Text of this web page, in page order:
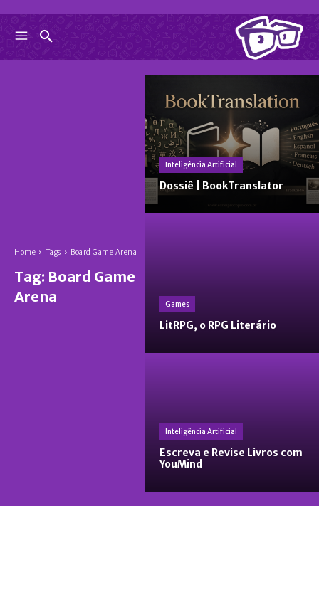
Home Tags Board Game Arena
Tag: Board Game
Arena
Inteligência Artificial
Dossiê | BookTranslator
Games
LitRPG, o RPG Literário
Inteligência Artificial
Escreva e Revise Livros com
YouMind